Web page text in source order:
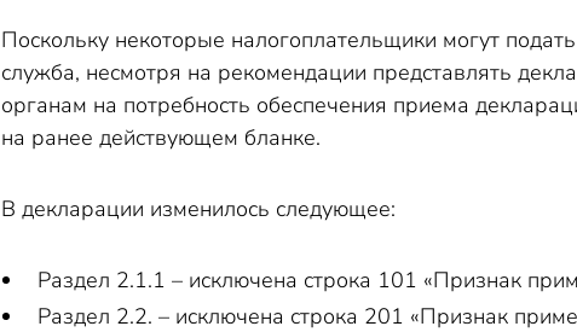
Поскольку некоторые налогоплательщики могут
служба, несмотря на рекомендации представлять
органам на потребность обеспечения приема
на ранее действующем бланке.
В декларации изменилось следующее:
Раздел 2.1.1 – исключена строка 101 «Признак
Раздел 2.2. – исключена строка 201 «Признак